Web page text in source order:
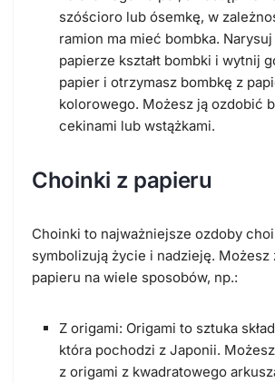
szóścioro lub ósemkę, w
ramion ma mieć bombka. Narysuj
papierze kształt bombki i wytnij
papier i otrzymasz bombkę z
kolorowego. Możesz ją ozdobić
cekinami lub wstążkami.
Choinki z papieru
Choinki to najważniejsze ozdoby
symbolizują życie i nadzieję. Możesz
papieru na wiele sposobów, np.:
Z origami: Origami to sztuka
która pochodzi z Japonii.
z origami z kwadratowego